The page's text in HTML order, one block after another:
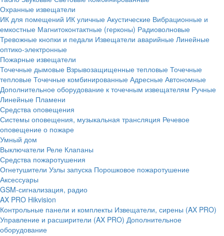
Охранные извещатели
ИК для помещений ИК уличные Акустические Вибрационные и
емкостные Магнитоконтактные (герконы) Радиоволновые
Тревожные кнопки и педали Извещатели аварийные Линейные
оптико-электронные
Пожарные извещатели
Точечные дымовые Взрывозащищенные тепловые Точечные
тепловые Точечные комбинированные Адресные Автономные
Дополнительное оборудование к точечным извещателям Ручные
Линейные Пламени
Средства оповещения
Системы оповещения, музыкальная трансляция Речевое
оповещение о пожаре
Умный дом
Выключатели Реле Клапаны
Средства пожаротушения
Огнетушители Узлы запуска Порошковое пожаротушение
Аксессуары
GSM-сигнализация, радио
AX PRO Hikvision
Контрольные панели и комплекты Извещатели, сирены (AX PRO)
Управление и расширители (AX PRO) Дополнительное
оборудование